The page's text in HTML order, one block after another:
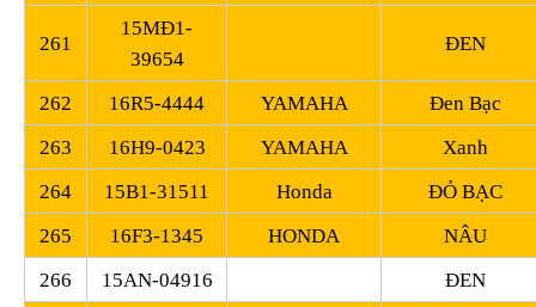
261
15MĐ1-
39654
ĐEN
262 16R5-4444 YAMAHA
Đen Bạc
263
16H9-0423 YAMAHA
Xanh
264
15B1-31511 Honda
ĐỎ BẠC
265
16F3-1345 HONDA
NÂU
266
15AN-04916 ĐEN